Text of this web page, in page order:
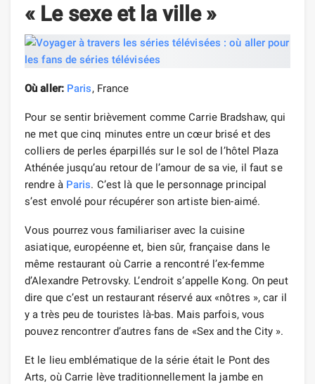
« Le sexe et la ville »
Où aller: Paris, France
Pour se sentir brièvement comme Carrie Bradshaw, qui
ne met que cinq minutes entre un cœur brisé et des
colliers de perles éparpillés sur le sol de l’hôtel Plaza
Athénée jusqu’au retour de l’amour de sa vie, il faut se
rendre à Paris. C’est là que le personnage principal
s’est envolé pour récupérer son artiste bien-aimé.
Vous pourrez vous familiariser avec la cuisine
asiatique, européenne et, bien sûr, française dans le
même restaurant où Carrie a rencontré l’ex-femme
d’Alexandre Petrovsky. L’endroit s’appelle Kong. On peut
dire que c’est un restaurant réservé aux «nôtres », car il
y a très peu de touristes là-bas. Mais parfois, vous
pouvez rencontrer d’autres fans de «Sex and the City ».
Et le lieu emblématique de la série était le Pont des
Arts, où Carrie lève traditionnellement la jambe en